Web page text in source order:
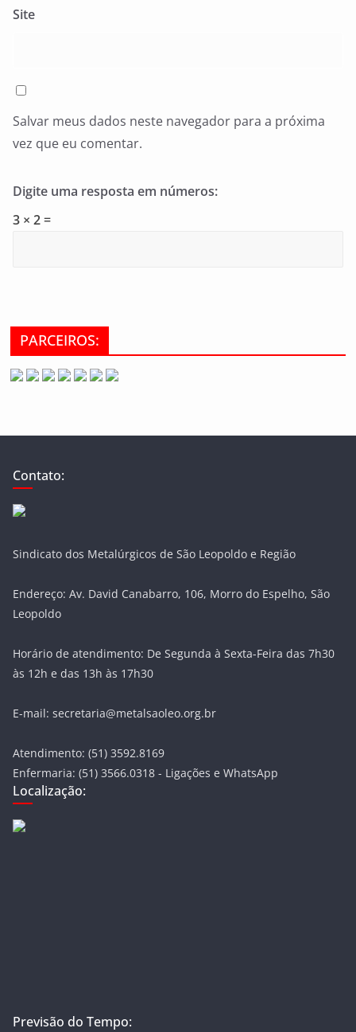
Site
Salvar meus dados neste navegador para a próxima
vez que eu comentar.
Digite uma resposta em números:
3 × 2 =
PARCEIROS:
Contato:
Sindicato dos Metalúrgicos de São Leopoldo e Região
Endereço: Av. David Canabarro, 106, Morro do Espelho, São
Leopoldo
Horário de atendimento: De Segunda à Sexta-Feira das 7h30
às 12h e das 13h às 17h30
E-mail: secretaria@metalsaoleo.org.br
Atendimento: (51) 3592.8169
Enfermaria: (51) 3566.0318 - Ligações e WhatsApp
Localização:
Previsão do Tempo: